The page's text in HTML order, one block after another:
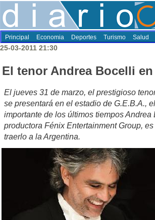
Principal Economia Deportes Turismo Salud
25-03-2011 21:30
El tenor Andrea Bocelli
El jueves 31 de marzo, el prestigioso
se presentará en el estadio de G.E.B.A.,
importante de los últimos tiempos Andrea
productora Fénix Entertainment Group,
traerlo a la Argentina.